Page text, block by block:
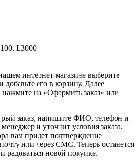
L3000
интернет-магазине выберите
его в корзину. Далее
на «Оформить заказ» или
заказ, напишите ФИО, телефон и
и уточнит условия заказа.
вам придет подтверждение
или через СМС. Теперь останется
радоваться новой покупке.